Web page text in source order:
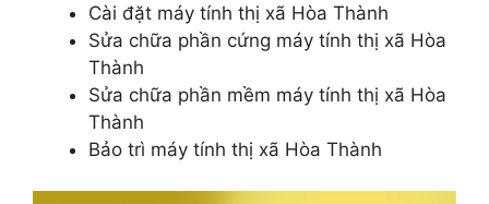
Cài đặt máy tính thị xã Hòa Thành
Sửa chữa phần cứng máy tính thị xã Hòa
Thành
Sửa chữa phần mềm máy tính thị xã Hòa
Thành
Bảo trì máy tính thị xã Hòa Thành